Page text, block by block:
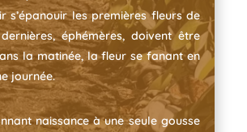
s’épanouir les premières fleurs de
éphémères, doivent être
la matinée, la fleur se fanant en
journée.
naissance à une seule gousse